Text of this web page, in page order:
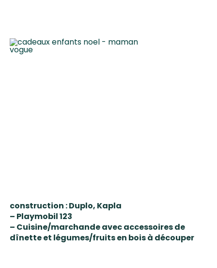
construction : Duplo, Kapla
– Playmobil 123
– Cuisine/marchande avec accessoires de
dînette et légumes/fruits en bois à découper